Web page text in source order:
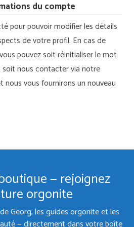
du compte
pour pouvoir modifier les détails
de votre profil. En cas de
pouvez soit réinitialiser le mot
soit nous contacter via notre
vous fournirons un nouveau
— rejoignez
orgonite
Georg, les guides orgonite et les
— directement dans votre boîte